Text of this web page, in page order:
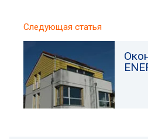
Следующая статья